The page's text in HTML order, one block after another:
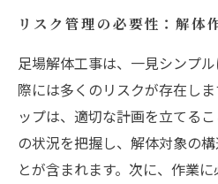
リスク管理の必要性：解体
足場解体工事は、一見シンプ
際には多くのリスクが存在し
ップは、適切な計画を立てる
の状況を把握し、解体対象の
とが含まれます。次に、作業